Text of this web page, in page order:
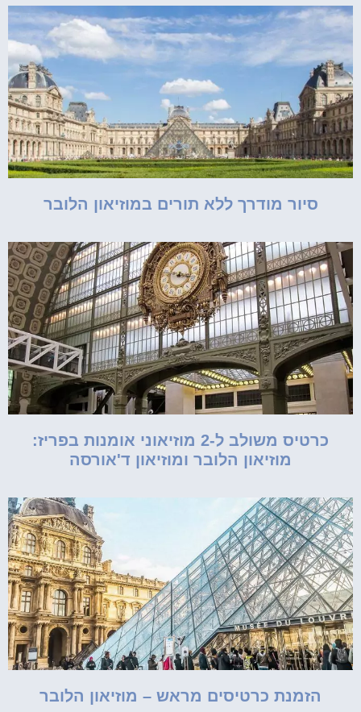
סיור מודרך ללא תורים במוזיאון הלובר
כרטיס משולב ל-2 מוזיאוני אומנות בפריז:
מוזיאון הלובר ומוזיאון ד'אורסה
הזמנת כרטיסים מראש – מוזיאון הלובר